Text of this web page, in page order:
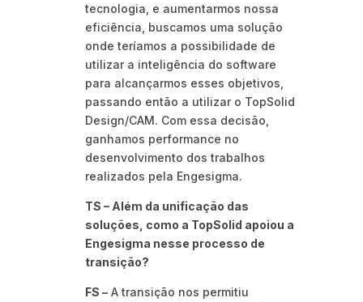
tecnologia, e aumentarmos nossa
eficiência, buscamos uma solução
onde teríamos a possibilidade de
utilizar a inteligência do software
para alcançarmos esses objetivos,
passando então a utilizar o TopSolid
Design/CAM. Com essa decisão,
ganhamos performance no
desenvolvimento dos trabalhos
realizados pela Engesigma.
TS – Além da unificação das
soluções, como a TopSolid apoiou a
Engesigma nesse processo de
transição?
FS –A transição nos permitiu